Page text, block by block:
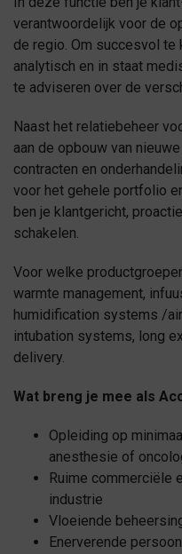
verantwoordelijk voor de
de regio. Om succesvol te
analytisch en in staat
te adviseren over de
Naast het relatiebeheer
aan de opbouw van
contracten en
voor het gehele portfolio
ben je klantgericht,
schakelen.
Voor welke
warmte management,
humidification systems /
intubation systems, long
delivery.
Wat breng je mee als
Opleiding op
anesthesie of
Ruime commerciële
industrie
Vloeiende
Enerverende